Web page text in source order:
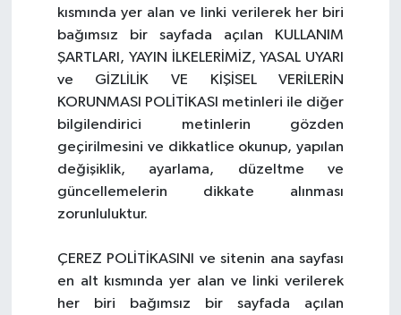
kısmında yer alan ve linki verilerek her biri
bağımsız bir sayfada açılan KULLANIM
ŞARTLARI, YAYIN İLKELERİMİZ, YASAL UYARI
ve GİZLİLİK VE KİŞİSEL VERİLERİN
KORUNMASI POLİTİKASI metinleri ile diğer
bilgilendirici metinlerin gözden
geçirilmesini ve dikkatlice okunup, yapılan
değişiklik, ayarlama, düzeltme ve
güncellemelerin dikkate alınması
zorunluluktur.
ÇEREZ POLİTİKASINI ve sitenin ana sayfası
en alt kısmında yer alan ve linki verilerek
her biri bağımsız bir sayfada açılan